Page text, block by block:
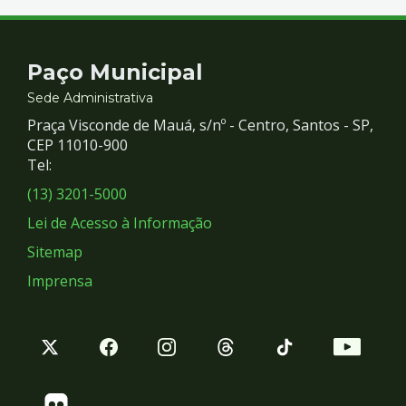
Contato
e
Redes
Sociais
Paço Municipal
Sede Administrativa
Praça Visconde de Mauá, s/nº - Centro, Santos - SP,
CEP 11010-900
Tel:
(13) 3201-5000
Lei de Acesso à Informação
Sitemap
Imprensa